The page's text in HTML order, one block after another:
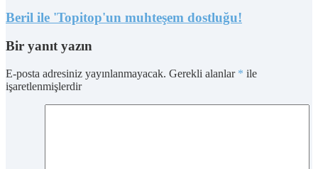
Beril ile 'Topitop'un muhteşem dostluğu!
Bir yanıt yazın
E-posta adresiniz yayınlanmayacak. Gerekli alanlar * ile
işaretlenmişlerdir